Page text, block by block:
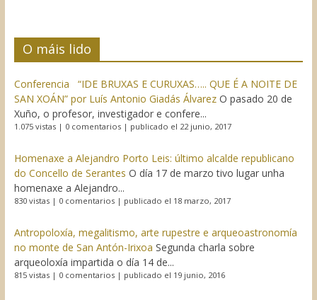
O máis lido
Conferencia “IDE BRUXAS E CURUXAS….. QUE É A NOITE DE
SAN XOÁN” por Luís Antonio Giadás Álvarez O pasado 20 de
Xuño, o profesor, investigador e confere...
1.075 vistas| 0 comentarios| publicado el 22 junio, 2017
Homenaxe a Alejandro Porto Leis: último alcalde republicano
do Concello de Serantes O día 17 de marzo tivo lugar unha
homenaxe a Alejandro...
830 vistas| 0 comentarios| publicado el 18 marzo, 2017
Antropoloxía, megalitismo, arte rupestre e arqueoastronomía
no monte de San Antón-Irixoa Segunda charla sobre
arqueoloxía impartida o día 14 de...
815 vistas| 0 comentarios| publicado el 19 junio, 2016